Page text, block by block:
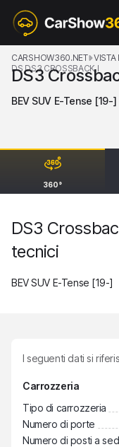
360°
CARSHOW360.NET VISTA
DS DS3 CROSSBACK I
DS3
BEV SUV E-Tense [19-]
DS3
tecnici
BEV SUV E-Tense [19-]
I seguenti dati si
Carrozzeria
Tipo di carrozzeria
Numero di porte
Numero di posti a